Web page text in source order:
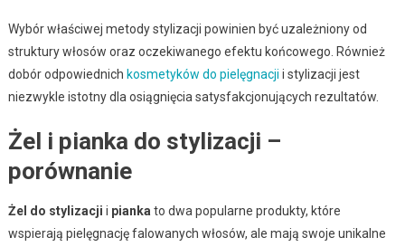
Wybór właściwej metody stylizacji powinien być uzależniony od
struktury włosów oraz oczekiwanego efektu końcowego. Również
dobór odpowiednich kosmetyków do pielęgnacji i stylizacji jest
niezwykle istotny dla osiągnięcia satysfakcjonujących rezultatów.
Żel i pianka do stylizacji –
porównanie
Żel do stylizacji i pianka to dwa popularne produkty, które
wspierają pielęgnację falowanych włosów, ale mają swoje unikalne